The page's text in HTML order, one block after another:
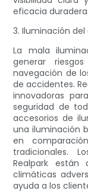
eficacia duradera.
3. Iluminación
La mala
generar
navegación de
de accidentes.
innovadoras
seguridad de
accesorios de
una iluminación
en
tradicionales.
Realpark están
climáticas
ayuda a los